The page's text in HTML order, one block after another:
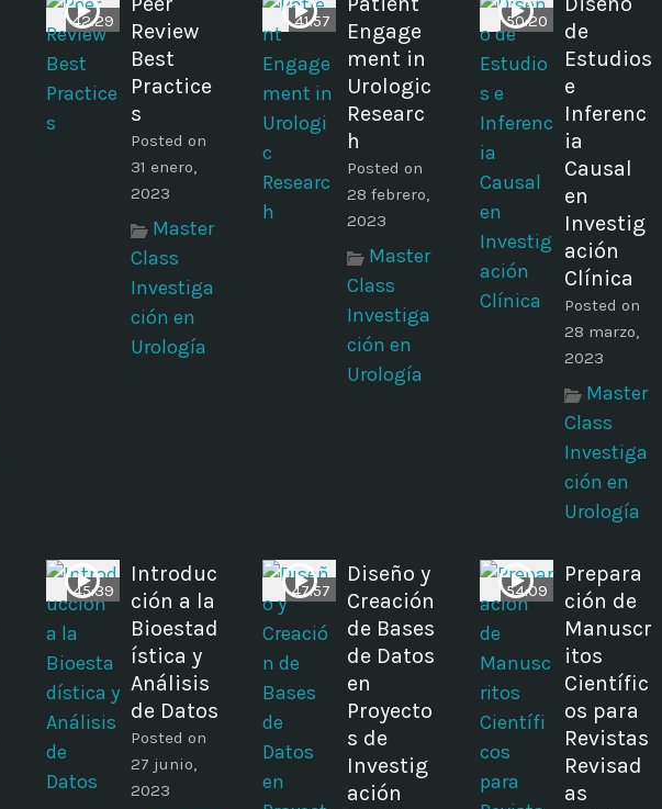
42.29
Review
Best
Practice
s
Posted on
31 enero,
2023
Master
Class
Investiga
ción en
Urología
41:57
Engage
ment in
Urologic
Researc
h
Posted on
28 febrero,
2023
Master
Class
Investiga
ción en
Urología
50:20
de
Estudios
e
Inferenc
ia
Causal
en
Investig
ación
Clínica
Posted on
28 marzo,
2023
Master
Class
Investiga
ción en
Urología
45:39
Introduc
ción a la
Bioestad
ística y
Análisis
de Datos
Posted on
27 junio,
2023
47:57
Diseño y
Creación
de Bases
de Datos
en
Proyecto
s de
Investig
ación
54:09
Prepara
ción de
Manuscr
itos
Científic
os para
Revistas
Revisad
as